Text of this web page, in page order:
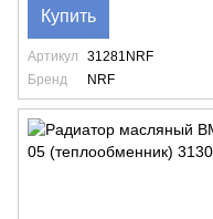
Купить
Артикул
31281NRF
Бренд
NRF